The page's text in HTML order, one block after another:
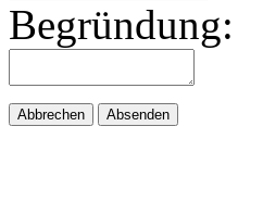
Begründung:
Abbrechen Absenden